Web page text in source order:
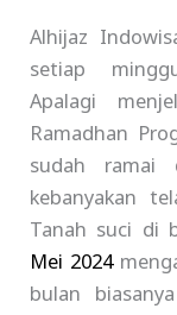
Alhijaz
setiap
Apalagi
Ramadhan
sudah ramai
kebanyakan
Tanah suci di
Mei 2024
bulan